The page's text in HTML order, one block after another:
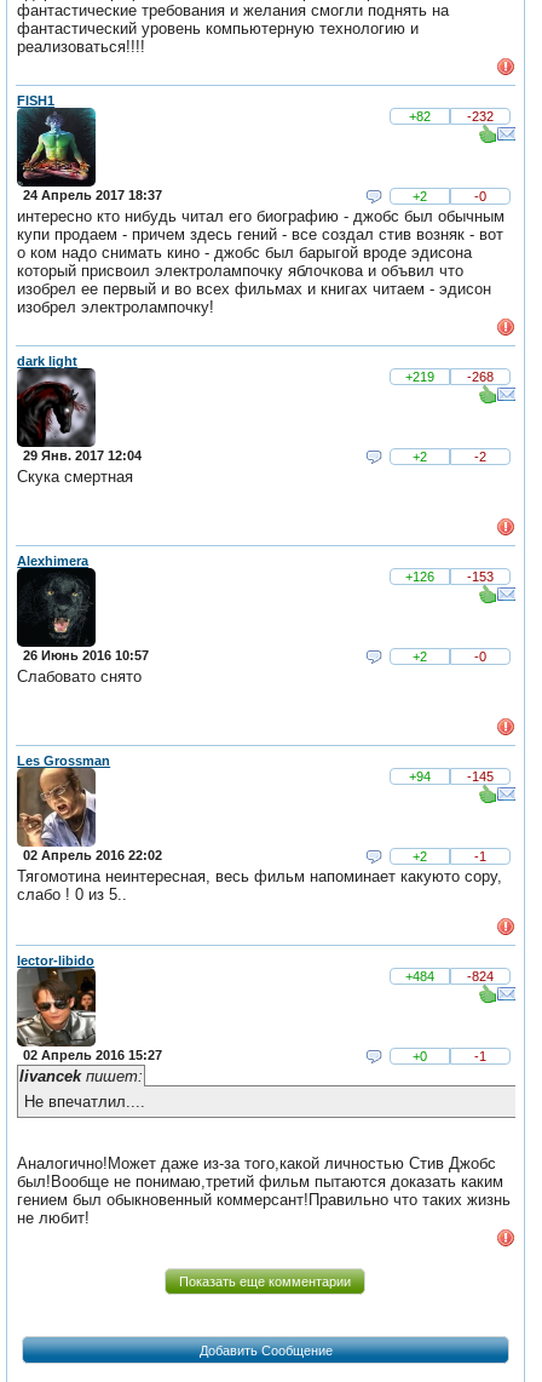
фантастические требования и желания смогли поднять на
фантастический уровень компьютерную технологию и
реализоваться!!!!
FISH1
+82
-232
24 Апрель 2017 18:37 +2 -0
интересно кто нибудь читал его биографию - джобс был обычным
купи продаем - причем здесь гений - все создал стив возняк - вот
о ком надо снимать кино - джобс был барыгой вроде эдисона
который присвоил электролампочку яблочкова и объвил что
изобрел ее первый и во всех фильмах и книгах читаем - эдисон
изобрел электролампочку!
dark light
+219
-268
29 Янв. 2017 12:04 +2 -2
Скука смертная
Alexhimera
+126
-153
26 Июнь 2016 10:57 +2 -0
Слабовато снято
Les Grossman
+94
-145
02 Апрель 2016 22:02 +2 -1
Тягомотина неинтересная, весь фильм напоминает какуюто сору,
слабо ! 0 из 5..
lector-libido
+484
-824
02 Апрель 2016 15:27 +0 -1
livancekпишет:
Не впечатлил....
Аналогично!Может даже из-за того,какой личностью Стив Джобс
был!Вообще не понимаю,третий фильм пытаются доказать каким
гением был обыкновенный коммерсант!Правильно что таких жизнь
не любит!
Показать еще комментарии
Добавить Сообщение